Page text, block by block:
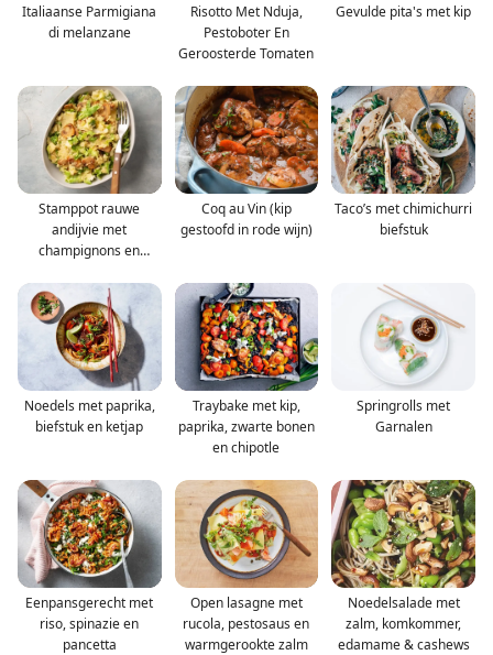
Italiaanse Parmigiana
di melanzane
Risotto Met Nduja,
Pestoboter En
Geroosterde Tomaten
Gevulde pita's met kip
Stamppot rauwe
andijvie met
champignons en
Coq au Vin (kip
gestoofd in rode wijn)
Taco’s met chimichurri
biefstuk
Noedels met paprika,
biefstuk en ketjap
Traybake met kip,
paprika, zwarte bonen
en chipotle
Springrolls met
Garnalen
Eenpansgerecht met
riso, spinazie en
pancetta
Open lasagne met
rucola, pestosaus en
warmgerookte zalm
Noedelsalade met
zalm, komkommer,
edamame & cashews